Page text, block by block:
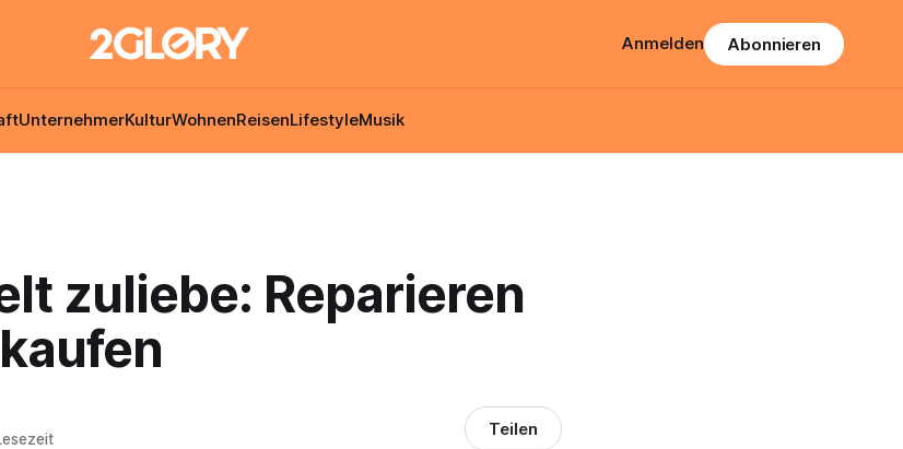
UnternehmerKulturWohnenReisenLifestyleMusik
Anmelden Abonnieren
zuliebe: Reparieren
Teilen